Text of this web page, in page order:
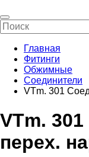
Главная
Фитинги
Обжимные
Соединители
VTm. 301
VTm.
перех.